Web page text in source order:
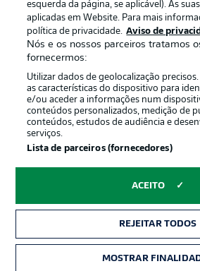
Publicidade
Gerir preferências
Termos de uso
Marca
Jogadores
esquerda da página, se aplicável). As
aplicadas em Website. Para mais
política de privacidade. Aviso de
Nós e os nossos parceiros tratamos
fornecermos:
Utilizar dados de geolocalização
as características do dispositivo para
e/ou aceder a informações num
conteúdos personalizados, medição de
conteúdos, estudos de audiência e
serviços.
Lista de parceiros (fornecedores)
ACEITO
REJEITAR TODOS
MOSTRAR